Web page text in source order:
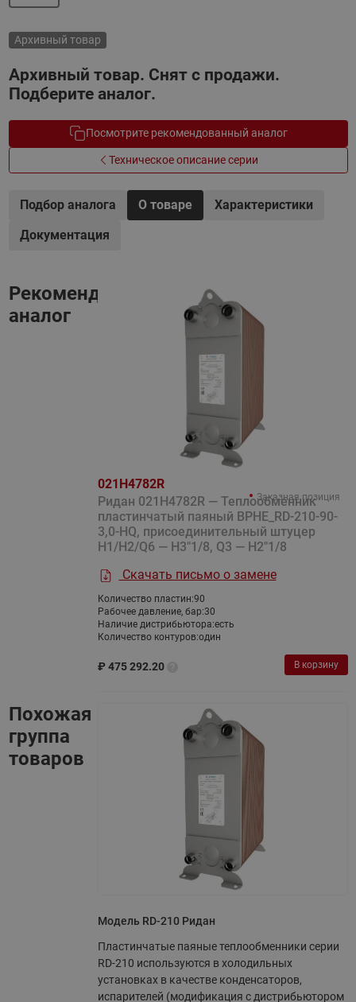
Архивный товар
Архивный товар. Снят с продажи.
Подберите аналог.
Посмотрите рекомендованный аналог
Техническое описание серии
Подбор аналога О товаре
Характеристики
Документация
Рекомендованный
аналог
021H4782R
Ридан 021H4782R — Теплообменник
пластинчатый паяный BPHE_RD-210-90-
3,0-HQ, присоединительный штуцер
H1/H2/Q6 — H3"1/8, Q3 — H2"1/8
Скачать письмо о замене
Количество пластин:90
Рабочее давление, бар:30
Наличие дистрибьютора:есть
Количество контуров:один
₽ 475 292.20
Заказная позиция
В корзину
Похожая
группа
товаров
Модель RD-210 Ридан
Пластинчатые паяные теплообменники серии
RD-210 используются в холодильных
установках в качестве конденсаторов,
испарителей (модификация с дистрибьютором